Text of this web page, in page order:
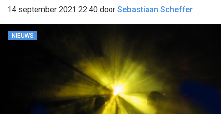
14 september 2021 22:40 door Sebastiaan Scheffer
NIEUWS